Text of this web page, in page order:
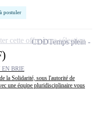
postuler
EN BRIE
la Solidarité, sous l'autorité de
une équipe pluridisciplinaire vous
CDDTemps plein
cette offre à ma sélection